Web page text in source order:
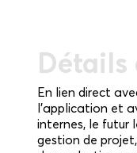
En lien direct
l’application et
internes, le futur
gestion de